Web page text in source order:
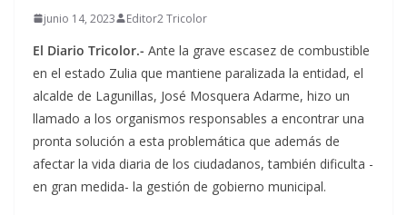
junio 14, 2023 Editor2 Tricolor
El Diario Tricolor.- Ante la grave escasez de combustible
en el estado Zulia que mantiene paralizada la entidad, el
alcalde de Lagunillas, José Mosquera Adarme, hizo un
llamado a los organismos responsables a encontrar una
pronta solución a esta problemática que además de
afectar la vida diaria de los ciudadanos, también dificulta -
en gran medida- la gestión de gobierno municipal.